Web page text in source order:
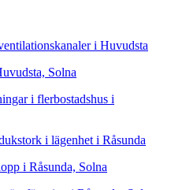
i Huvudsta
Solna
i flerbostadshus i
i lägenhet i Råsunda
i Råsunda, Solna